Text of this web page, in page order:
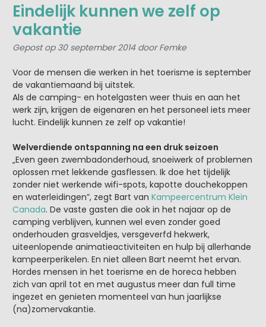
Eindelijk kunnen we zelf op
vakantie
Gepost op 30 september 2014 door Femke
Voor de mensen die werken in het toerisme is september
de vakantiemaand bij uitstek.
Als de camping- en hotelgasten weer thuis en aan het
werk zijn, krijgen de eigenaren en het personeel iets meer
lucht. Eindelijk kunnen ze zelf op vakantie!
Welverdiende ontspanning na een druk seizoen
„Even geen zwembadonderhoud, snoeiwerk of problemen
oplossen met lekkende gasflessen. Ik doe het tijdelijk
zonder niet werkende wifi-spots, kapotte douchekoppen
en waterleidingen”, zegt Bart van Kampeercentrum Klein
Canada. De vaste gasten die ook in het najaar op de
camping verblijven, kunnen wel even zonder goed
onderhouden grasveldjes, versgeverfd hekwerk,
uiteenlopende animatieactiviteiten en hulp bij allerhande
kampeerperikelen. En niet alleen Bart neemt het ervan.
Hordes mensen in het toerisme en de horeca hebben
zich van april tot en met augustus meer dan full time
ingezet en genieten momenteel van hun jaarlijkse
(na)zomervakantie.